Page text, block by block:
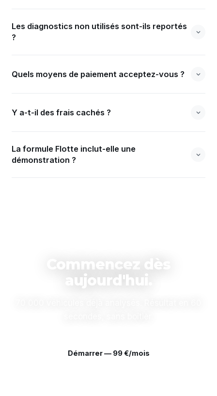
Les diagnostics non utilisés sont-ils reportés
?
Quels moyens de paiement acceptez-vous ?
Y a-t-il des frais cachés ?
La formule Flotte inclut-elle une
démonstration ?
Commencez dès
aujourd'hui.
Démarrer — 99 €/mois